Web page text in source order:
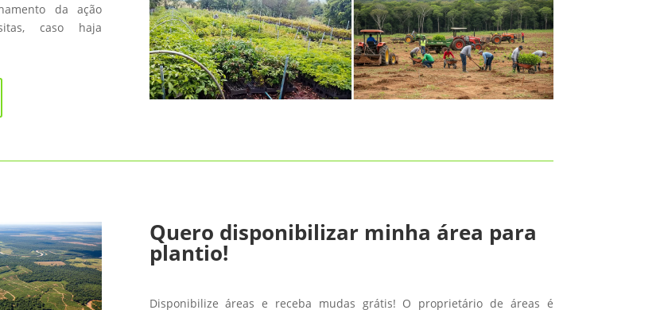
da ação
caso haja
Quero disponibilizar minha área para
plantio!
Disponibilize áreas e receba mudas grátis! O proprietário de áreas é